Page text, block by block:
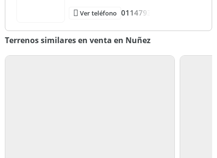
Ver teléfono 0114793
Terrenos similares en venta en Nuñez